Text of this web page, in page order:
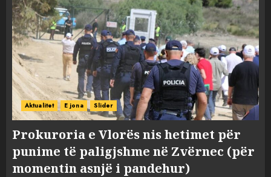
Aktualitet E jona Slider
Prokuroria e Vlorës nis hetimet për
punime të paligjshme në Zvërnec (për
momentin asnjë i pandehur)